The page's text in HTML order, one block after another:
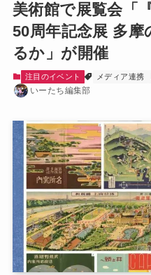
美術館で展覧会「
50周年記念展 多
るか」が開催
注目のイベント メディア連携
いーたち編集部